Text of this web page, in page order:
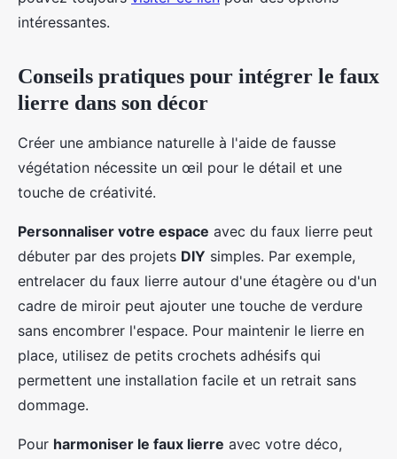
intéressantes.
Conseils pratiques pour intégrer le faux
lierre dans son décor
Créer une ambiance naturelle à l'aide de fausse
végétation nécessite un œil pour le détail et une
touche de créativité.
Personnaliser votre espace avec du faux lierre peut
débuter par des projets DIY simples. Par exemple,
entrelacer du faux lierre autour d'une étagère ou d'un
cadre de miroir peut ajouter une touche de verdure
sans encombrer l'espace. Pour maintenir le lierre en
place, utilisez de petits crochets adhésifs qui
permettent une installation facile et un retrait sans
dommage.
Pour harmoniser le faux lierre avec votre déco,